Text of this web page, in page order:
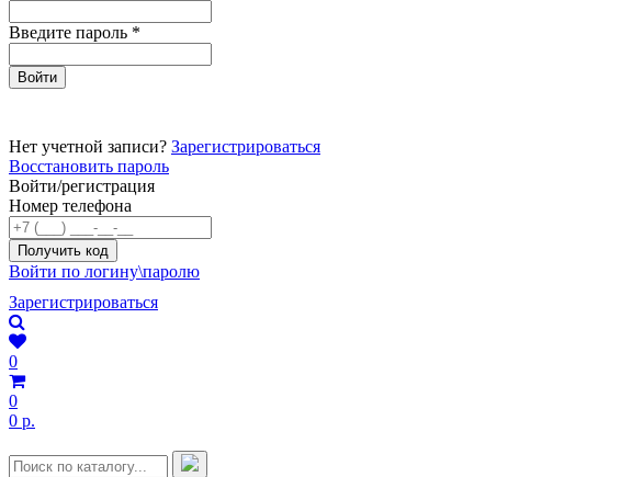
Введите пароль *
Нет учетной записи? Зарегистрироваться
Восстановить пароль
Войти/регистрация
Номер телефона
Войти по логину\паролю
Зарегистрироваться
0
0
0 р.